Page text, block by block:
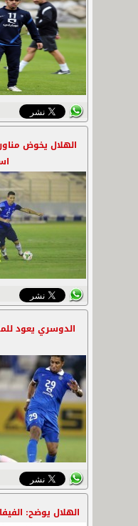
الهلال يخوض
الدوسري يعود
الهلال يوضح: